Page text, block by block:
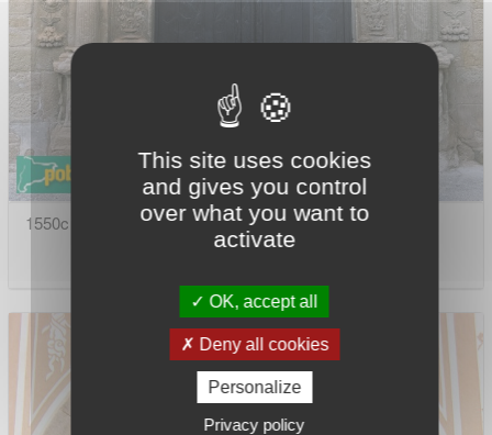
1550c - Sarroca de Lleida - Església de Santa Maria
This site uses cookies
and gives you control
over what you want to
activate
OK, accept all
Deny all cookies
Personalize
Privacy policy